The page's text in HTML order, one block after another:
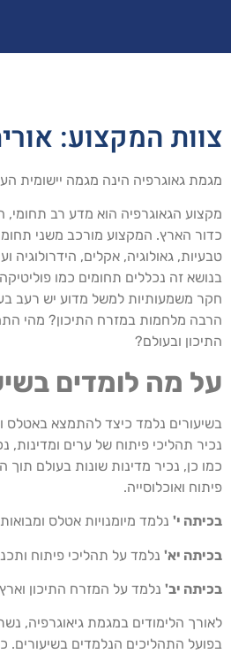
צוות המקצוע:
מגמת גאוגרפיה הינה מגמה יישומית
מקצוע הגאוגרפיה הוא מדע רב
כדור הארץ. המקצוע מורכב משני
טבעיות, גאולוגיה, אקלים,
בנושא זה נכללים תחומים כמו
חקר משמעותיות למשל מדוע יש רעב
הרבה מלחמות במזרח התיכון? מהי
התיכון ובעולם?
על מה לומדים
בשיעורים נלמד כיצד להתמצא באטלס
נכיר תהליכי פיתוח של ערים ומדינות,
כמו כן, נכיר מדינות שונות בעולם תוך
פיתוח ואוכלוסייה.
בכיתה י' נלמד מיומנויות אטלס
בכיתה יא' נלמד על תהליכי פיתוח
בכיתה יב' נלמד על המזרח התיכון
לאורך הלימודים במגמת גיאוגרפיה,
בפועל התהליכים הנלמדים בשיעורים.